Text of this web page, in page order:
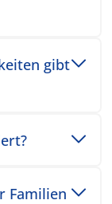
gibt
Familien